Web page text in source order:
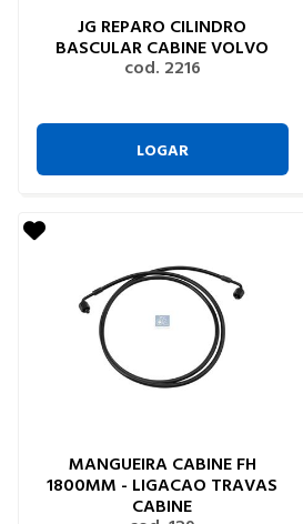
JG REPARO CILINDRO
BASCULAR CABINE VOLVO
cod. 2216
LOGAR
MANGUEIRA CABINE FH
1800MM - LIGACAO TRAVAS
CABINE